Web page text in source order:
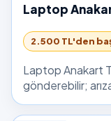
Laptop
2.500 TL'den
Laptop Anakart
gönderebilir;